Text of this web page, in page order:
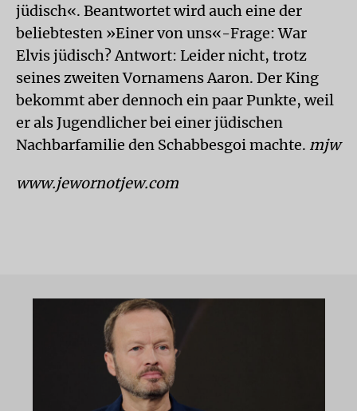
jüdisch«. Beantwortet wird auch eine der
beliebtesten »Einer von uns«-Frage: War
Elvis jüdisch? Antwort: Leider nicht, trotz
seines zweiten Vornamens Aaron. Der King
bekommt aber dennoch ein paar Punkte, weil
er als Jugendlicher bei einer jüdischen
Nachbarfamilie den Schabbesgoi machte. mjw
www.jewornotjew.com